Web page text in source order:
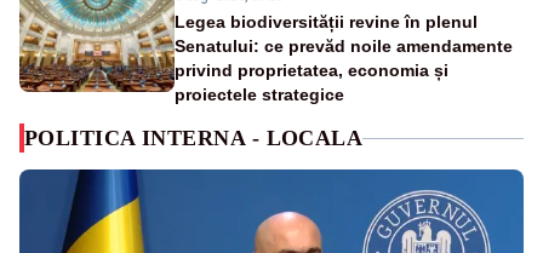
Legea biodiversității revine în plenul
Senatului: ce prevăd noile amendamente
privind proprietatea, economia și
proiectele strategice
POLITICA INTERNA - LOCALA